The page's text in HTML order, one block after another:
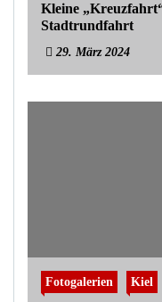
Kleine
Stadtrundfahrt
29. März 2024
Fotogalerien Kiel